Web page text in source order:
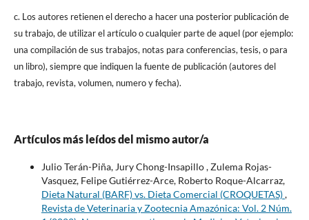
c. Los autores retienen el derecho a hacer una posterior publicación de
su trabajo, de utilizar el artículo o cualquier parte de aquel (por ejemplo:
una compilación de sus trabajos, notas para conferencias, tesis, o para
un libro), siempre que indiquen la fuente de publicación (autores del
trabajo, revista, volumen, numero y fecha).
Artículos más leídos del mismo autor/a
Julio Terán-Piña, Jury Chong-Insapillo , Zulema Rojas-
Vasquez, Felipe Gutiérrez-Arce, Roberto Roque-Alcarraz,
Dieta Natural (BARF) vs. Dieta Comercial (CROQUETAS),
Revista de Veterinaria y Zootecnia Amazónica: Vol. 2 Núm.